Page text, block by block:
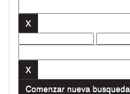
Comenzar nueva busqueda